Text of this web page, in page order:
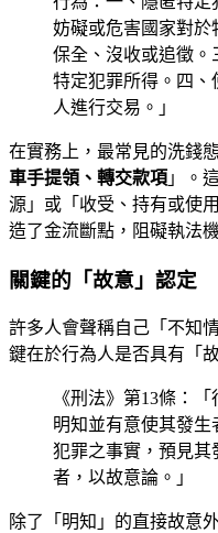
妨礙或危害國家對於
保全、沒收或追徵。
特定犯罪所得。四、
人進行交易。」
在實務上，最常見的洗錢
車手提領、轉交款項 」。
源」或「收受、持有或使
造了金流斷點，阻礙執法
關鍵的「故意」認定
許多人會聲稱自己「不知
鍵在於行為人是否具有「
《刑法》第13條：
明知並有意使其發
犯罪之事實，預見其
者，以故意論。」
除了「明知」的直接故意